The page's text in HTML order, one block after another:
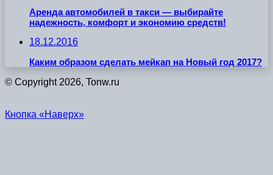
Аренда автомобилей в такси — выбирайте
надежность, комфорт и экономию средств!
18.12.2016
Каким образом сделать мейкап на Новый год 2017?
© Copyright 2026, Tonw.ru
Кнопка «Наверх»